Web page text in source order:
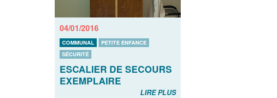
04/01/2016
COMMUNAL
PETITE ENFANCE
SÉCURITÉ
ESCALIER DE SECOURS
EXEMPLAIRE
LIRE PLUS